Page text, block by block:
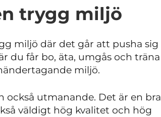
trygg miljö
miljö där det går att pusha sig
du får bo, äta, umgås och träna
miljö.
utmanande. Det är en bra
väldigt hög kvalitet och hög